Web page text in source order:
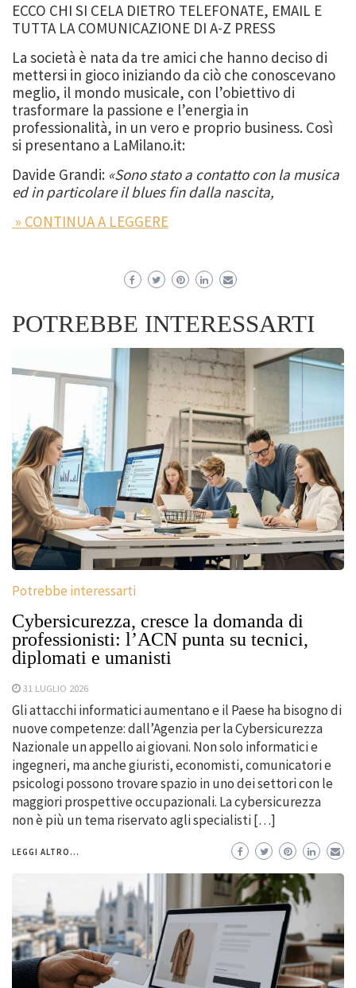
ECCO CHI SI CELA DIETRO TELEFONATE, EMAIL E
TUTTA LA COMUNICAZIONE DI A-Z PRESS
La società è nata da tre amici che hanno deciso di
mettersi in gioco iniziando da ciò che conoscevano
meglio, il mondo musicale, con l’obiettivo di
trasformare la passione e l’energia in
professionalità, in un vero e proprio business. Così
si presentano a LaMilano.it:
Davide Grandi: «Sono stato a contatto con la musica
ed in particolare il blues fin dalla nascita,
» CONTINUA A LEGGERE
POTREBBE INTERESSARTI
Potrebbe interessarti
Cybersicurezza, cresce la domanda di
professionisti: l’ACN punta su tecnici,
diplomati e umanisti
31 LUGLIO 2026
Gli attacchi informatici aumentano e il Paese ha bisogno di
nuove competenze: dall’Agenzia per la Cybersicurezza
Nazionale un appello ai giovani. Non solo informatici e
ingegneri, ma anche giuristi, economisti, comunicatori e
psicologi possono trovare spazio in uno dei settori con le
maggiori prospettive occupazionali. La cybersicurezza
non è più un tema riservato agli specialisti […]
LEGGI ALTRO...